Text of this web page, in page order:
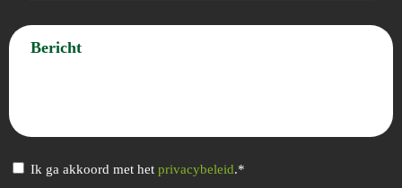
Bericht
Privacybeleid
Ik ga akkoord met het privacybeleid.*